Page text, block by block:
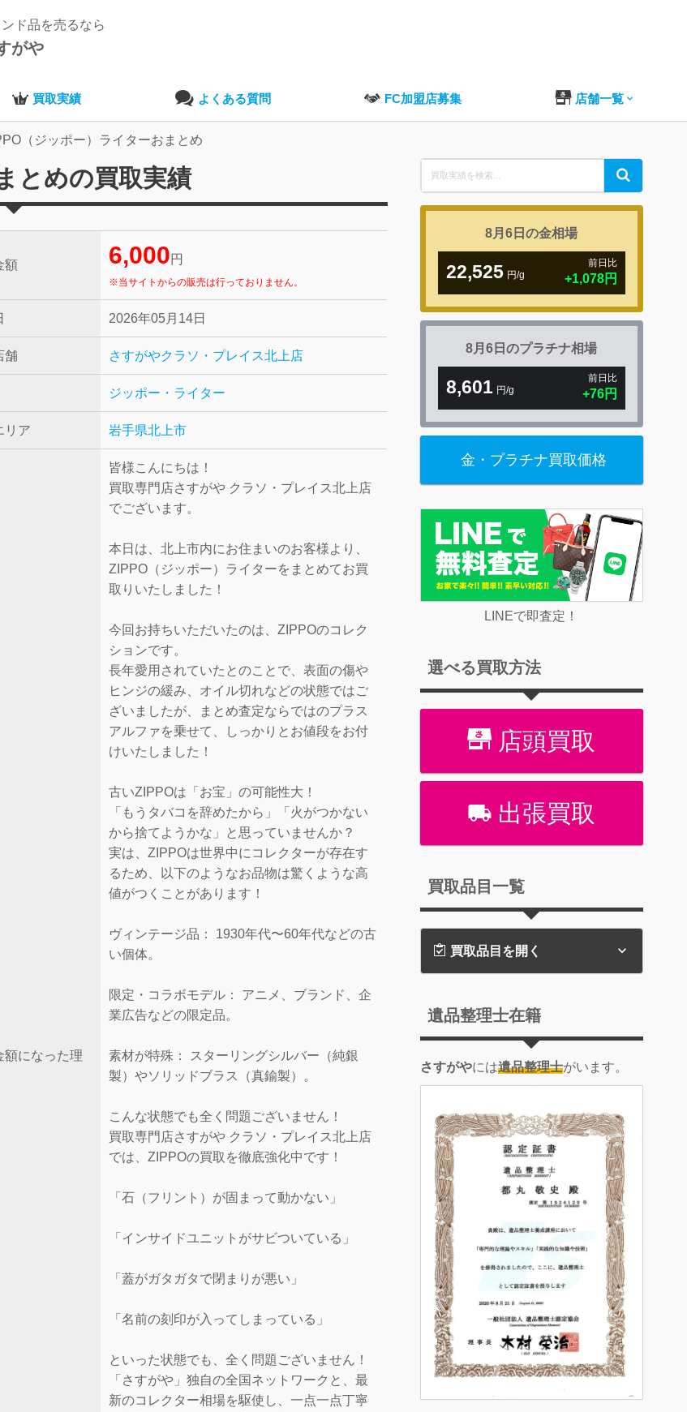
ド品を売るなら
がや
買取実績 よくある質問 FC加盟店募集 店舗一覧
（ジッポー）ライターおまとめ
とめの買取実績
額 6,000 円
※当サイトからの販売は行っておりません。
2026年05月14日
舗 さすがやクラソ・プレイス北上店
ジッポー・ライター
リア 岩手県北上市
額になった理
皆様こんにちは！
買取専門店さすがや クラソ・プレイス北上店
でございます。
本日は、北上市内にお住まいのお客様より、
ZIPPO（ジッポー）ライターをまとめてお買
取りいたしました！
今回お持ちいただいたのは、ZIPPOのコレク
ションです。
長年愛用されていたとのことで、表面の傷や
ヒンジの緩み、オイル切れなどの状態ではご
ざいましたが、まとめ査定ならではのプラス
アルファを乗せて、しっかりとお値段をお付
けいたしました！
古いZIPPOは「お宝」の可能性大！
「もうタバコを辞めたから」「火がつかない
から捨てようかな」と思っていませんか？
実は、ZIPPOは世界中にコレクターが存在す
るため、以下のようなお品物は驚くような高
値がつくことがあります！
ヴィンテージ品： 1930年代〜60年代などの古
い個体。
限定・コラボモデル： アニメ、ブランド、企
業広告などの限定品。
素材が特殊： スターリングシルバー（純銀
製）やソリッドブラス（真鍮製）。
こんな状態でも全く問題ございません！
買取専門店さすがや クラソ・プレイス北上店
では、ZIPPOの買取を徹底強化中です！
「石（フリント）が固まって動かない」
「インサイドユニットがサビついている」
「蓋がガタガタで閉まりが悪い」
「名前の刻印が入ってしまっている」
といった状態でも、全く問題ございません！
「さすがや」独自の全国ネットワークと、最
新のコレクター相場を駆使し、一点一点丁寧
Search
for:
Search
8月6日の金相場
22,525 円/g
前日比
+1,078円
8月6日のプラチナ相場
8,601 円/g
前日比
+76円
金・プラチナ買取価格
LINEで即査定！
選べる買取方法
店頭買取
出張買取
買取品目一覧
買取品目を開く
遺品整理士在籍
さすがやには遺品整理士がいます。